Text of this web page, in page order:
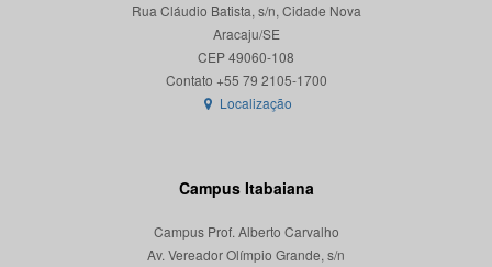
Rua Cláudio Batista, s/n, Cidade Nova
Aracaju/SE
CEP 49060-108
Localização
Campus Itabaiana
Campus Prof. Alberto Carvalho
Av. Vereador Olímpio Grande, s/n